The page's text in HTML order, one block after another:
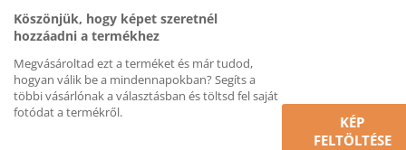
Köszönjük, hogy képet szeretnél
hozzáadni a termékhez
Megvásároltad ezt a terméket és már tudod,
hogyan válik be a mindennapokban? Segíts a
többi vásárlónak a választásban és töltsd fel saját
fotódat a termékről.
KÉP
FELTÖLTÉSE